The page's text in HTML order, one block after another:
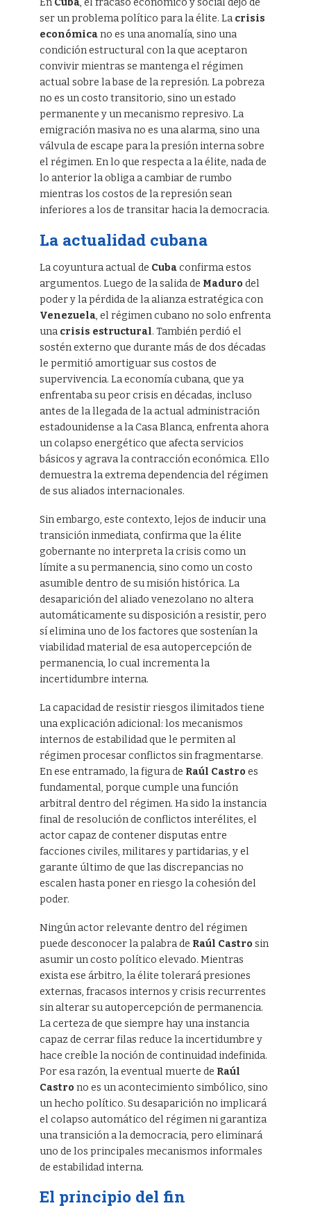
En Cuba, el fracaso económico y social dejó de
ser un problema político para la élite. La crisis
económicano es una anomalía, sino una
condición estructural con la que aceptaron
convivir mientras se mantenga el régimen
actual sobre la base de la represión. La pobreza
no es un costo transitorio, sino un estado
permanente y un mecanismo represivo. La
emigración masiva no es una alarma, sino una
válvula de escape para la presión interna sobre
el régimen. En lo que respecta a la élite, nada de
lo anterior la obliga a cambiar de rumbo
mientras los costos de la represión sean
inferiores a los de transitar hacia la democracia.
La actualidad cubana
La coyuntura actual de Cubaconfirma estos
argumentos. Luego de la salida de Maduro del
poder y la pérdida de la alianza estratégica con
Venezuela, el régimen cubano no solo enfrenta
una crisis estructural. También perdió el
sostén externo que durante más de dos décadas
le permitió amortiguar sus costos de
supervivencia. La economía cubana, que ya
enfrentaba su peor crisis en décadas, incluso
antes de la llegada de la actual administración
estadounidense a la Casa Blanca, enfrenta ahora
un colapso energético que afecta servicios
básicos y agrava la contracción económica. Ello
demuestra la extrema dependencia del régimen
de sus aliados internacionales.
Sin embargo, este contexto, lejos de inducir una
transición inmediata, confirma que la élite
gobernante no interpreta la crisis como un
límite a su permanencia, sino como un costo
asumible dentro de su misión histórica. La
desaparición del aliado venezolano no altera
automáticamente su disposición a resistir, pero
sí elimina uno de los factores que sostenían la
viabilidad material de esa autopercepción de
permanencia, lo cual incrementa la
incertidumbre interna.
La capacidad de resistir riesgos ilimitados tiene
una explicación adicional: los mecanismos
internos de estabilidad que le permiten al
régimen procesar conflictos sin fragmentarse.
En ese entramado, la figura de Raúl Castro es
fundamental, porque cumple una función
arbitral dentro del régimen. Ha sido la instancia
final de resolución de conflictos interélites, el
actor capaz de contener disputas entre
facciones civiles, militares y partidarias, y el
garante último de que las discrepancias no
escalen hasta poner en riesgo la cohesión del
poder.
Ningún actor relevante dentro del régimen
puede desconocer la palabra de Raúl Castro sin
asumir un costo político elevado. Mientras
exista ese árbitro, la élite tolerará presiones
externas, fracasos internos y crisis recurrentes
sin alterar su autopercepción de permanencia.
La certeza de que siempre hay una instancia
capaz de cerrar filas reduce la incertidumbre y
hace creíble la noción de continuidad indefinida.
Por esa razón, la eventual muerte de Raúl
Castro no es un acontecimiento simbólico, sino
un hecho político. Su desaparición no implicará
el colapso automático del régimen ni garantiza
una transición a la democracia, pero eliminará
uno de los principales mecanismos informales
de estabilidad interna.
El principio del fin